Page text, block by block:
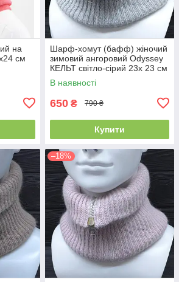
на
см
Шарф-хомут (бафф) жіночий
зимовий ангоровий Odyssey
КЕЛЬТ світло-сірий 23х 23 см
14098
В наявності
650 ₴ 790 ₴
Купити
–18%